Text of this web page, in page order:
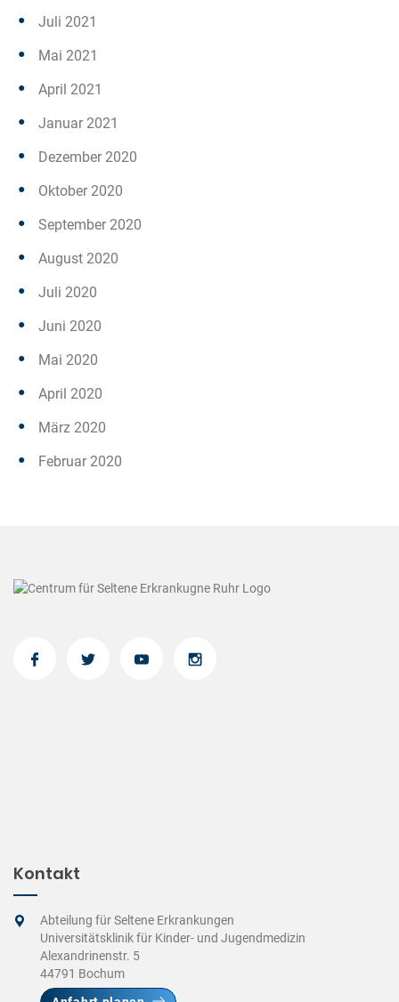
Juli 2021
Mai 2021
April 2021
Januar 2021
Dezember 2020
Oktober 2020
September 2020
August 2020
Juli 2020
Juni 2020
Mai 2020
April 2020
März 2020
Februar 2020
Kontakt
Abteilung für Seltene Erkrankungen
Universitätsklinik für Kinder- und Jugendmedizin
Alexandrinenstr. 5
44791 Bochum